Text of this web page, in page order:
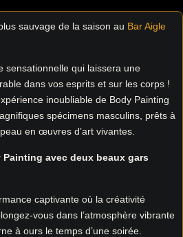
sauvage de la saison au Bar Aigle
sensationnelle qui laissera une
dans vos esprits et sur les corps !
inoubliable de Body Painting
spécimens masculins, prêts à
en œuvres d’art vivantes.
Painting avec deux beaux gars
captivante où la créativité
vous dans l’atmosphère vibrante
à ours le temps d’une soirée.